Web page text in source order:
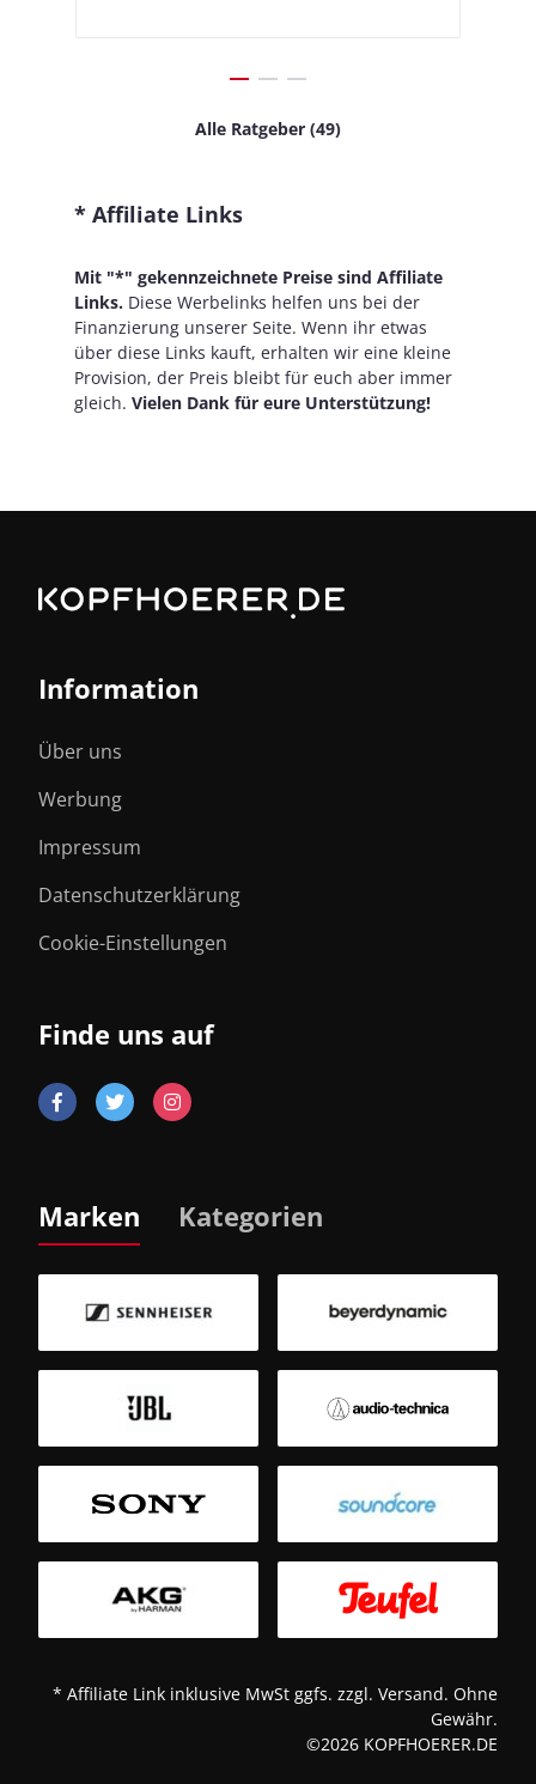
Alle Ratgeber (49)
* Affiliate Links
Mit "*" gekennzeichnete Preise sind Affiliate
Links. Diese Werbelinks helfen uns bei der
Finanzierung unserer Seite. Wenn ihr etwas
über diese Links kauft, erhalten wir eine kleine
Provision, der Preis bleibt für euch aber immer
gleich. Vielen Dank für eure Unterstützung!
Information
Über uns
Werbung
Impressum
Datenschutzerklärung
Cookie-Einstellungen
Finde uns auf
Marken Kategorien
* Affiliate Link inklusive MwSt ggfs. zzgl. Versand. Ohne
Gewähr.
©2026 KOPFHOERER.DE